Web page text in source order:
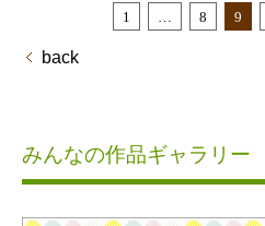
back
1 8 9
みんなの作品ギャラリー